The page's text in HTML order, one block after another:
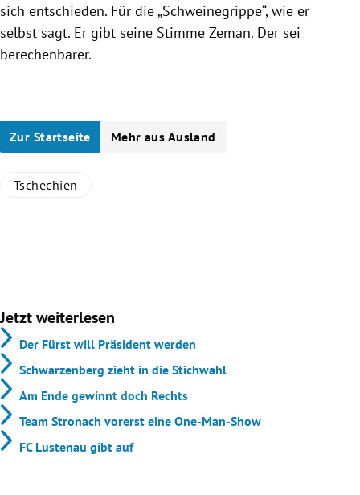
sich entschieden. Für die „Schweinegrippe“, wie er
selbst sagt. Er gibt seine Stimme Zeman. Der sei
berechenbarer.
Zur Startseite Mehr aus Ausland
Tschechien
Jetzt weiterlesen
Der Fürst will Präsident werden
Schwarzenberg zieht in die Stichwahl
Am Ende gewinnt doch Rechts
Team Stronach vorerst eine One-Man-Show
FC Lustenau gibt auf